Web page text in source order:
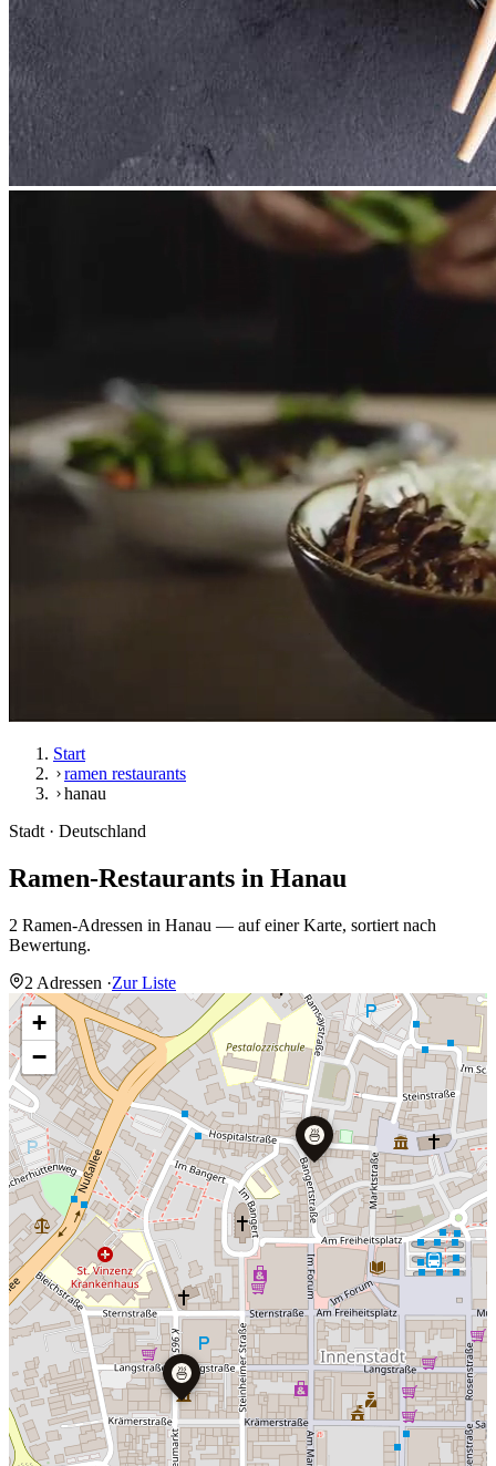
Start
ramen restaurants
hanau
Stadt · Deutschland
Ramen-Restaurants in Hanau
2 Ramen-Adressen in Hanau — auf einer Karte, sortiert nach
Bewertung.
2 Adressen ·Zur Liste
🍜
🍜
+
−